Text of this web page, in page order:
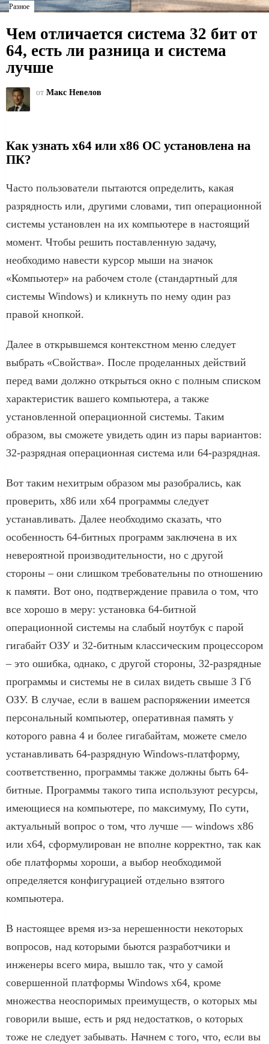
Разное
Чем отличается система 32 бит от
64, есть ли разница и система
лучше
от Макс Невелов
Как узнать x64 или x86 ОС установлена на
ПК?
Часто пользователи пытаются определить, какая
разрядность или, другими словами, тип операционной
системы установлен на их компьютере в настоящий
момент. Чтобы решить поставленную задачу,
необходимо навести курсор мыши на значок
«Компьютер» на рабочем столе (стандартный для
системы Windows) и кликнуть по нему один раз
правой кнопкой.
Далее в открывшемся контекстном меню следует
выбрать «Свойства». После проделанных действий
перед вами должно открыться окно с полным списком
характеристик вашего компьютера, а также
установленной операционной системы. Таким
образом, вы сможете увидеть один из пары вариантов:
32-разрядная операционная система или 64-разрядная.
Вот таким нехитрым образом мы разобрались, как
проверить, x86 или x64 программы следует
устанавливать. Далее необходимо сказать, что
особенность 64-битных программ заключена в их
невероятной производительности, но с другой
стороны – они слишком требовательны по отношению
к памяти. Вот оно, подтверждение правила о том, что
все хорошо в меру: установка 64-битной
операционной системы на слабый ноутбук с парой
гигабайт ОЗУ и 32-битным классическим процессором
– это ошибка, однако, с другой стороны, 32-разрядные
программы и системы не в силах видеть свыше 3 Гб
ОЗУ. В случае, если в вашем распоряжении имеется
персональный компьютер, оперативная память у
которого равна 4 и более гигабайтам, можете смело
устанавливать 64-разрядную Windows-платформу,
соответственно, программы также должны быть 64-
битные. Программы такого типа используют ресурсы,
имеющиеся на компьютере, по максимуму, По сути,
актуальный вопрос о том, что лучше — windows x86
или x64, сформулирован не вполне корректно, так как
обе платформы хороши, а выбор необходимой
определяется конфигурацией отдельно взятого
компьютера.
В настоящее время из-за нерешенности некоторых
вопросов, над которыми бьются разработчики и
инженеры всего мира, вышло так, что у самой
совершенной платформы Windows x64, кроме
множества неоспоримых преимуществ, о которых мы
говорили выше, есть и ряд недостатков, о которых
тоже не следует забывать. Начнем с того, что, если вы